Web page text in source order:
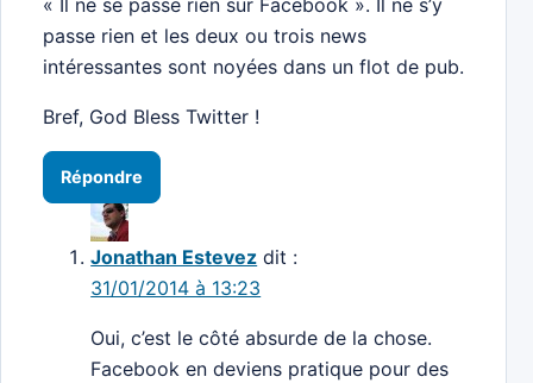
« Il ne se passe rien sur Facebook ». Il ne s’y
passe rien et les deux ou trois news
intéressantes sont noyées dans un flot de pub.
Bref, God Bless Twitter !
Répondre
Jonathan Estevez dit :
31/01/2014 à 13:23
Oui, c’est le côté absurde de la chose.
Facebook en deviens pratique pour des